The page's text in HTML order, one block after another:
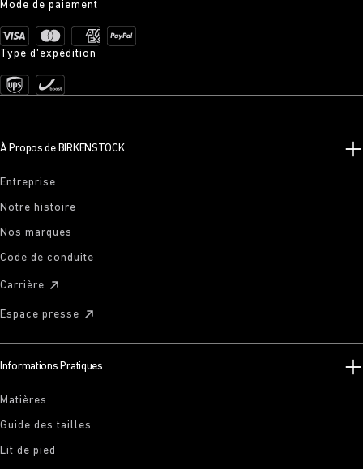
Mode de paiement¹
Type d'expédition
À Propos de BIRKENSTOCK
Entreprise
Notre histoire
Nos marques
Code de conduite
Carrière
Espace presse
Informations Pratiques
Matières
Guide des tailles
Lit de pied